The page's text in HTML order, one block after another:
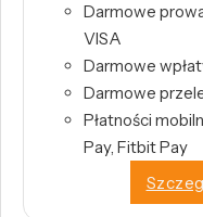
Darmowe
VISA
Darmowe
Darmowe
Płatności
Pay, Fitbit Pay